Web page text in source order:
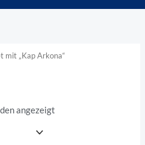
mit „Kap Arkona“
angezeigt